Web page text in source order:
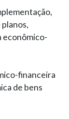
econômico­-
financeira
de bens